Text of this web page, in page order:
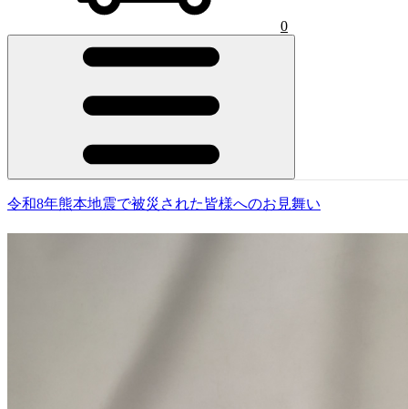
0
令和8年熊本地震で被災された皆様へのお見舞い